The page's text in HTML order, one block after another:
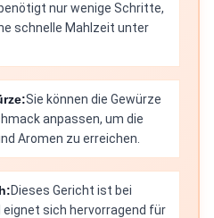
nur wenige Schritte,
schnelle Mahlzeit unter
Sie können die Gewürze
anpassen, um die
Aromen zu erreichen.
Dieses Gericht ist bei
eignet sich hervorragend für